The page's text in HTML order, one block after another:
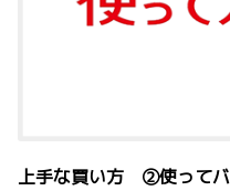
上手な買い方 ②使ってバ